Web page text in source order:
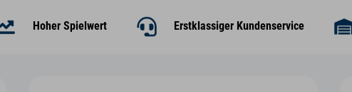
Hoher Spielwert Erstklassiger Kundenservice